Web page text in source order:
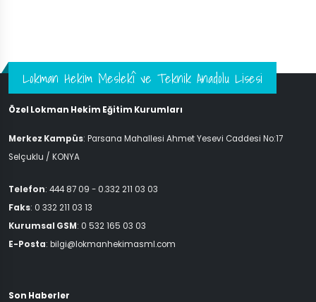
Lokman Hekim Meslekî ve Teknik Anadolu Lisesi
Özel Lokman Hekim Eğitim Kurumları
Merkez Kampüs: Parsana Mahallesi Ahmet Yesevi Caddesi No:17
Selçuklu / KONYA
Telefon: 444 87 09 - 0.332 211 03 03
Faks: 0 332 211 03 13
Kurumsal GSM: 0 532 165 03 03
E-Posta: bilgi@lokmanhekimasml.com
Son Haberler